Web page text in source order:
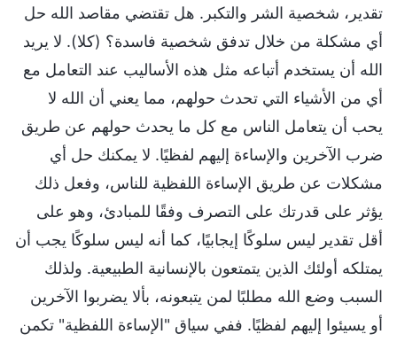
تقدير، شخصية الشر والتكبر. هل تقتضي مقاصد الله حل
أي مشكلة من خلال تدفق شخصية فاسدة؟ (كلا). لا يريد
الله أن يستخدم أتباعه مثل هذه الأساليب عند التعامل مع
أي من الأشياء التي تحدث حولهم، مما يعني أن الله لا
يحب أن يتعامل الناس مع كل ما يحدث حولهم عن طريق
ضرب الآخرين والإساءة إليهم لفظيًا. لا يمكنك حل أي
مشكلات عن طريق الإساءة اللفظية للناس، وفعل ذلك
يؤثر على قدرتك على التصرف وفقًا للمبادئ، وهو على
أقل تقدير ليس سلوكًا إيجابيًا، كما أنه ليس سلوكًا يجب أن
يمتلكه أولئك الذين يتمتعون بالإنسانية الطبيعية. ولذلك
السبب وضع الله مطلبًا لمن يتبعونه، بألا يضربوا الآخرين
أو يسيئوا إليهم لفظيًا. ففي سياق "الإساءة اللفظية" تكمن